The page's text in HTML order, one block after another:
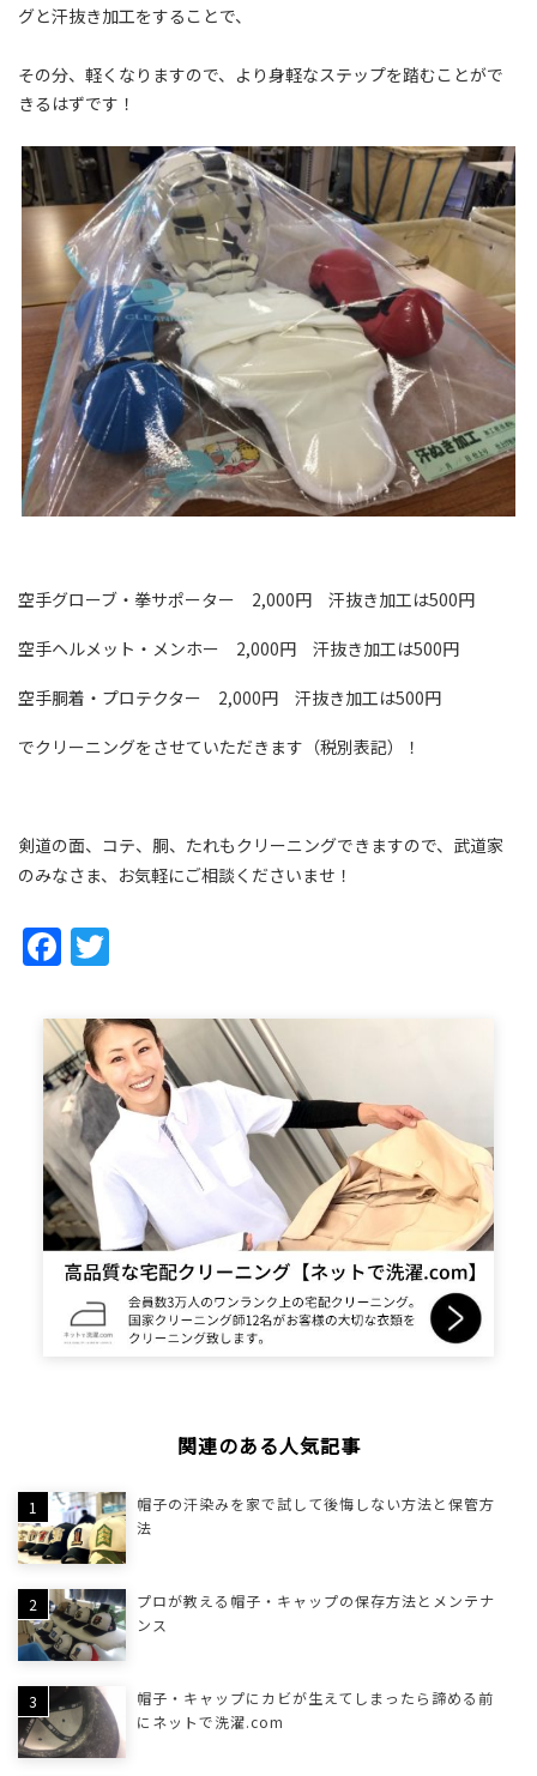
グと汗抜き加工をすることで、
その分、軽くなりますので、より身軽なステップを踏むことがで
きるはずです！
空手グローブ・拳サポーター 2,000円 汗抜き加工は500円
空手ヘルメット・メンホー 2,000円 汗抜き加工は500円
空手胴着・プロテクター 2,000円 汗抜き加工は500円
でクリーニングをさせていただきます（税別表記）！
剣道の面、コテ、胴、たれもクリーニングできますので、武道家
のみなさま、お気軽にご相談くださいませ！
Facebook
関連のある人気記事
帽子の汗染みを家で試して後悔しない方法と保管方
法
プロが教える帽子・キャップの保存方法とメンテナ
ンス
帽子・キャップにカビが生えてしまったら諦める前
にネットで洗濯.com